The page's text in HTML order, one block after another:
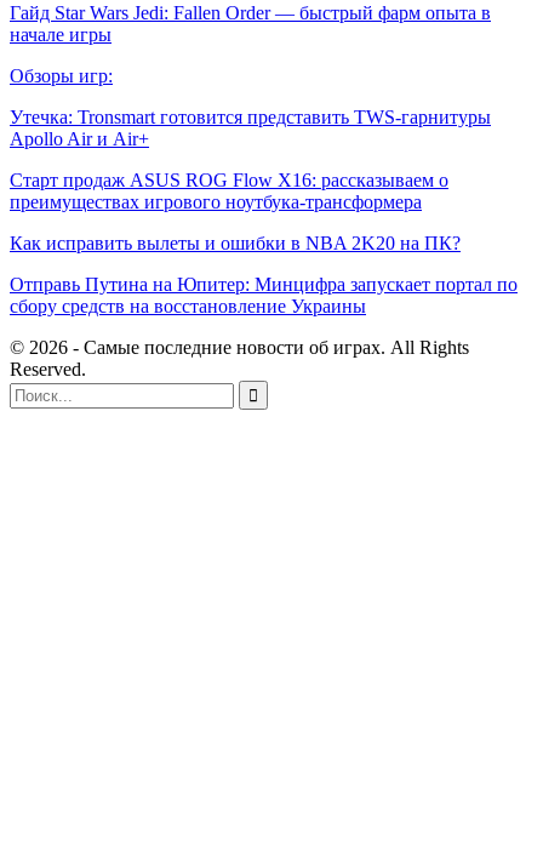
Гайд Star Wars Jedi: Fallen Order — быстрый фарм опыта в
начале игры
Обзоры игр:
Утечка: Tronsmart готовится представить TWS-гарнитуры
Apollo Air и Air+
Старт продаж ASUS ROG Flow X16: рассказываем о
преимуществах игрового ноутбука-трансформера
Как исправить вылеты и ошибки в NBA 2K20 на ПК?
Отправь Путина на Юпитер: Минцифра запускает портал по
сбору средств на восстановление Украины
© 2026 - Самые последние новости об играх. All Rights
Reserved.